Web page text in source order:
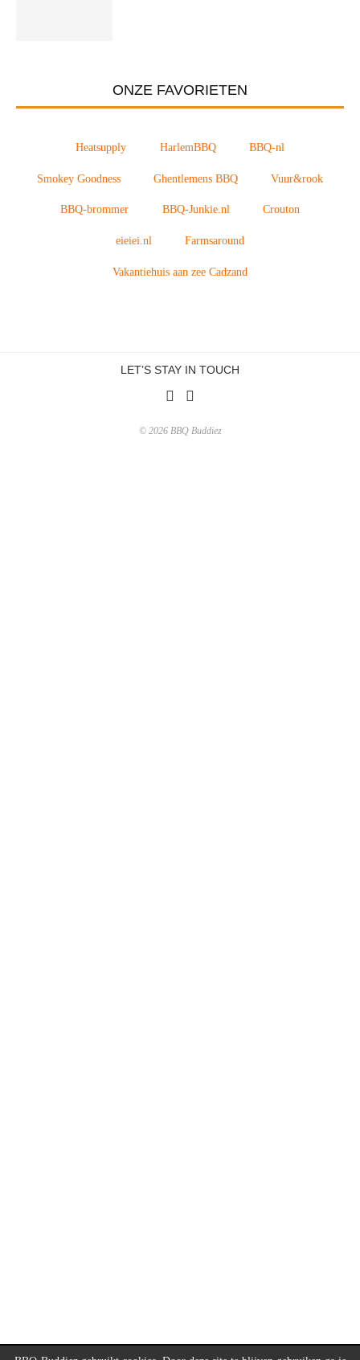
ONZE FAVORIETEN
Heatsupply HarlemBBQ BBQ-nl
Smokey Goodness Ghentlemens BBQ Vuur&rook
BBQ-brommer BBQ-Junkie.nl Crouton
eieiei.nl Farmsaround
Vakantiehuis aan zee Cadzand
LET’S STAY IN TOUCH
© 2026 BBQ Buddiez